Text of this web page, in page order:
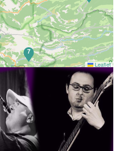
le col », une rencontre entre
qui n'ont pas l'habitude de
06 18 07 14 29
7
Leaflet